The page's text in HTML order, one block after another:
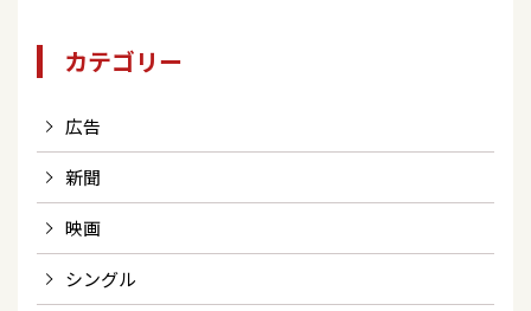
カテゴリー
広告
新聞
映画
シングル